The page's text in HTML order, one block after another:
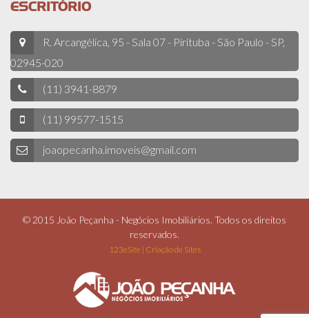
ESCRITÓRIO
R. Arcangélica, 95 - Sala 07 - Pirituba - São Paulo - SP,
02945-020
(11) 3941-8879
(11) 99577-1515
joaopecanha.imoveis@gmail.com
© 2015 João Peçanha - Negócios Imobiliários. Todos os direitos
reservados.
123eSite | Criação de Sites